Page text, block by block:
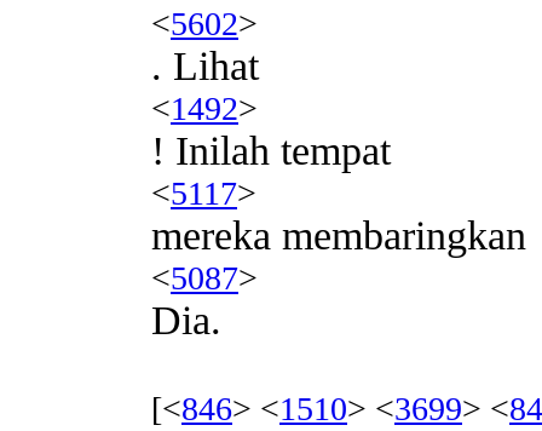
<5602>
. Lihat
<1492>
! Inilah tempat
<5117>
mereka membaringkan
<5087>
Dia.
[<846> <1510> <3699> <